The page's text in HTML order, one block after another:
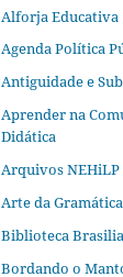
Alforja Educativa
Agenda Política
Antiguidade e
Aprender na
Didática
Arquivos NEHiLP
Arte da
Biblioteca
Bordando o